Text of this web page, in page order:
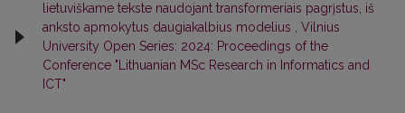
lietuviškame tekste naudojant transformeriais pagrįstus, iš
anksto apmokytus daugiakalbius modelius
Vilnius
University Open Series: 2024: Proceedings of the
Conference "Lithuanian MSc Research in Informatics and
ICT"